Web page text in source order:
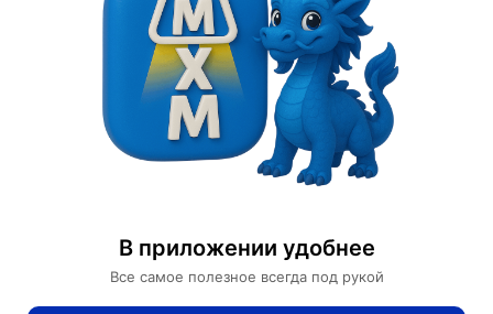
В приложении удобнее
Все самое полезное всегда под рукой
21,000 ₽
Доставка Завтра
加入购物车
Безопасная оплата онлайн